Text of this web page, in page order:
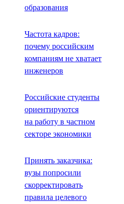
образования
Частота кадров:
почему российским
компаниям не хватает
инженеров
Российские студенты
ориентируются
на работу в частном
секторе экономики
Принять заказчика:
вузы попросили
скорректировать
правила целевого